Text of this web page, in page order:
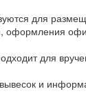
для
для
и